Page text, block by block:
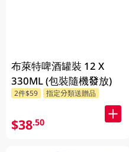
布萊特啤酒罐裝 12 X
330ML (包裝隨機發放)
2件$59 指定分類送贈品
$38.50